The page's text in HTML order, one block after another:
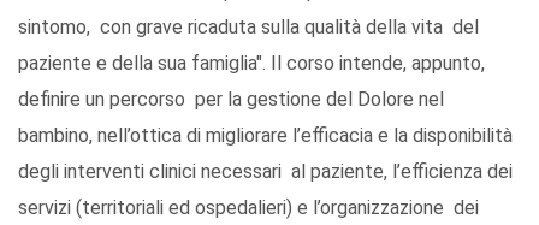
sintomo, con grave ricaduta sulla qualità della vita del
paziente e della sua famiglia". Il corso intende, appunto,
definire un percorso per la gestione del Dolore nel
bambino, nell’ottica di migliorare l’efficacia e la disponibilità
degli interventi clinici necessari al paziente, l’efficienza dei
servizi (territoriali ed ospedalieri) e l’organizzazione dei